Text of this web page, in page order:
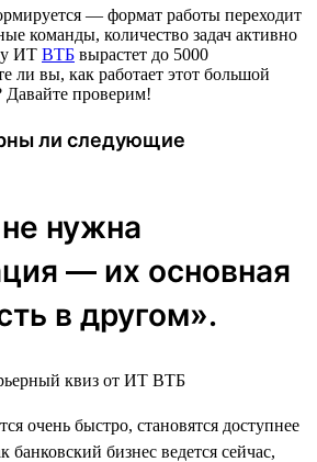
— формат работы переходит
команды, количество задач активно
ИТ ВТБ вырастет до 5000
ли вы, как работает этот большой
проверим!
ли следующие
нужна
— их основная
в другом».
очень быстро, становятся доступнее
бизнес ведется сейчас,